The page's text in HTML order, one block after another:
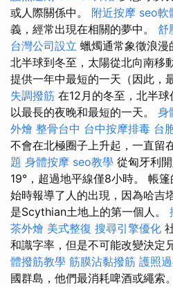
或人際關係中。 附近按摩 seo軟
義，經常出現在相關的夢中。 舒
台灣公司設立 蠟燭通常象徵浪
北半球到冬至，太陽從北向南移
提供一年中最短的一天（因此，
失調撥筋 在12月的冬至，北半
以最長的夜晚和最短的一天。 身
外燴 整骨台中 台中按摩排毒 台
不會在北極圈子上升起，一直留
題 身體按摩 seo教學 從匈牙利
19°，超過地平線僅8小時。 帳
始時報導了人的出現，因為哈吉
是Scythian土地上的第一個人。
茶外燴 美式整復 搜尋引擎優化
和識字率，但是不可能改變決定
體撥筋教學 筋膜沾黏撥筋 護照
國群島，他們最消耗啤酒或繩索。